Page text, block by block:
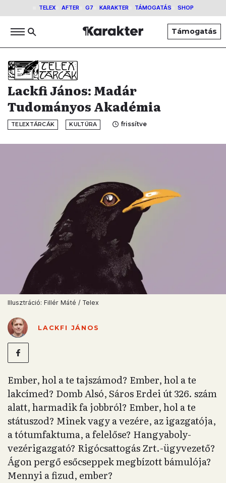
TELEX AFTER G7 KARAKTER TÁMOGATÁS SHOP
Támogatás
Lackfi János: Madár
Tudományos Akadémia
TELEXTÁRCÁK KULTÚRA frissítve
Illusztráció: Fillér Máté / Telex
LACKFI JÁNOS
Ember, hol a te tajszámod? Ember, hol a te
lakcímed? Domb Alsó, Sáros Erdei út 326. szám
alatt, harmadik fa jobbról? Ember, hol a te
státuszod? Minek vagy a vezére, az igazgatója,
a tótumfaktuma, a felelőse? Hangyaboly-
vezérigazgató? Rigócsattogás Zrt.-ügyvezető?
Ágon pergő esőcseppek megbízott bámulója?
Mennyi a fizud, ember?